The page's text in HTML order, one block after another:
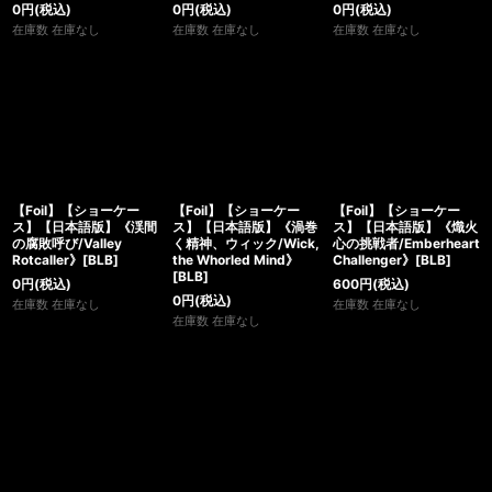
0円(税込)
在庫数 在庫なし
0円(税込)
在庫数 在庫なし
0円(税込)
在庫数 在庫なし
【Foil】【ショーケー
ス】【日本語版】《渓間
の腐敗呼び/Valley
Rotcaller》[BLB]
0円(税込)
在庫数 在庫なし
【Foil】【ショーケー
ス】【日本語版】《渦巻
く精神、ウィック/Wick,
the Whorled Mind》
[BLB]
0円(税込)
在庫数 在庫なし
【Foil】【ショーケー
ス】【日本語版】《熾火
心の挑戦者/Emberheart
Challenger》[BLB]
600円(税込)
在庫数 在庫なし